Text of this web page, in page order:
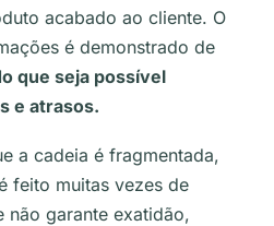
acabado ao cliente. O
é demonstrado de
que seja possível
e atrasos.
a cadeia é fragmentada,
feito muitas vezes de
não garante exatidão,